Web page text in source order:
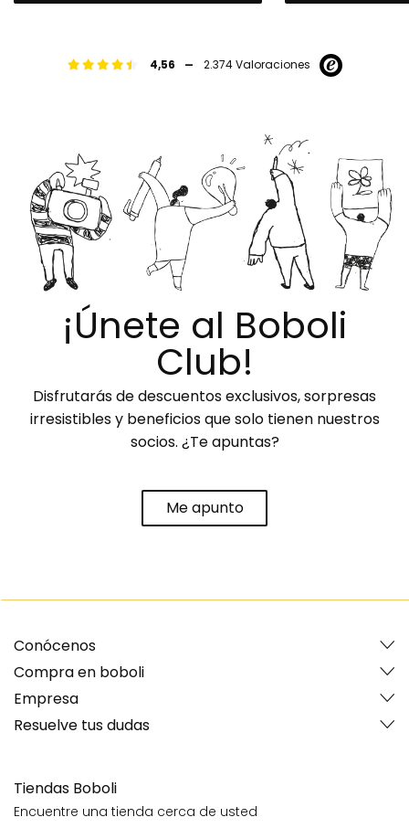
4,56 - 2.374 Valoraciones
¡Únete al Boboli
Club!
Disfrutarás de descuentos exclusivos, sorpresas
irresistibles y beneficios que solo tienen nuestros
socios. ¿Te apuntas?
Me apunto
Conócenos
Compra en boboli
Empresa
Resuelve tus dudas
Tiendas Boboli
Encuentre una tienda cerca de usted